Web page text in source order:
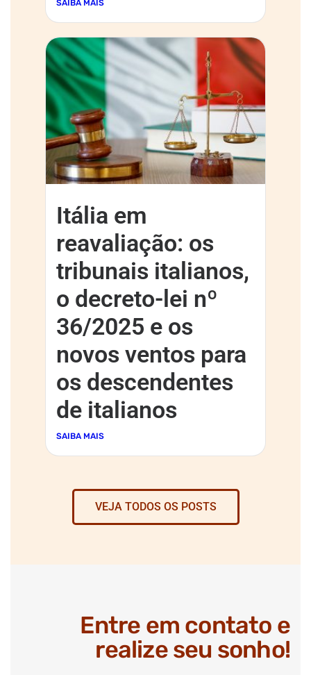
SAIBA MAIS
Itália em
reavaliação: os
tribunais italianos,
o decreto-lei nº
36/2025 e os
novos ventos para
os descendentes
de italianos
SAIBA MAIS
VEJA TODOS OS POSTS
Entre em contato e
realize seu sonho!